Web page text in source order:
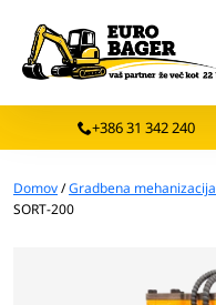
+386 31 342 240
Domov/Gradbena mehanizacija
SORT-200